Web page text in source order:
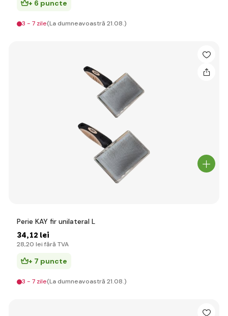
+ 6 puncte
3 - 7 zile(La dumneavoastră 21.08.)
Perie KAY fir unilateral L
34,12 lei
28,20 lei fără TVA
+ 7 puncte
3 - 7 zile(La dumneavoastră 21.08.)